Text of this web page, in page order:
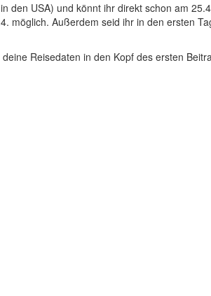
den USA) und könnt ihr direkt schon am
möglich. Außerdem seid ihr in den ersten
Reisedaten in den Kopf des ersten